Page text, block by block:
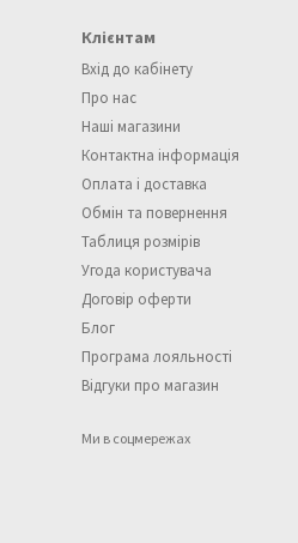
Клієнтам
Вхід до кабінету
Про нас
Наші магазини
Контактна інформація
Оплата і доставка
Обмін та повернення
Таблиця розмірів
Угода користувача
Договір оферти
Блог
Програма лояльності
Відгуки про магазин
Ми в соцмережах